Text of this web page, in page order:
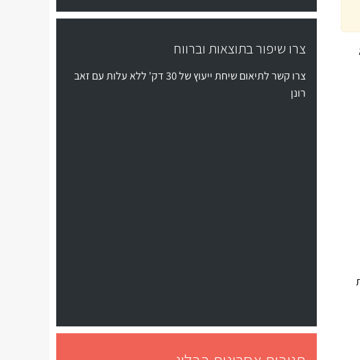
צרו שיפור בתוצאות וברווח
צרו קשר לתיאום שיחת ייעוץ של 30 דק' ללא עלות עם זאב
רונן